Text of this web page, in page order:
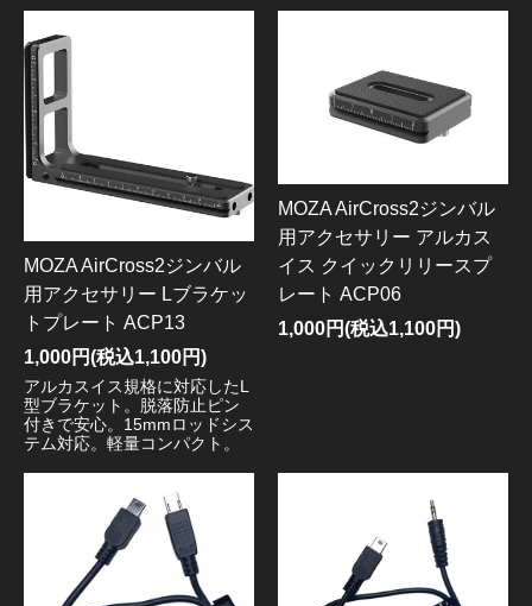
MOZA AirCross2ジンバル
用アクセサリー Lブラケッ
トプレート ACP13
1,000円(税込1,100円)
アルカスイス規格に対応したL
型ブラケット。脱落防止ピン
付きで安心。15mmロッドシス
テム対応。軽量コンパクト。
MOZA AirCross2ジンバル
用アクセサリー アルカス
イス クイックリリースプ
レート ACP06
1,000円(税込1,100円)